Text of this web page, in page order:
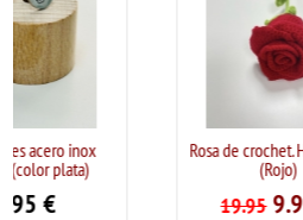
Rosa de crochet. Handmade